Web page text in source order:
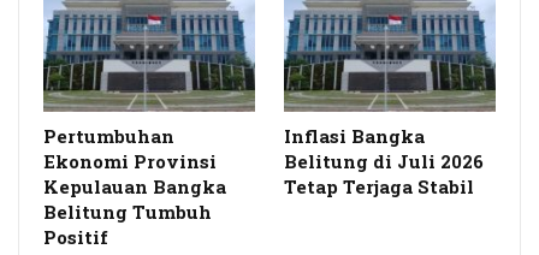
Pertumbuhan
Ekonomi Provinsi
Kepulauan Bangka
Belitung Tumbuh
Positif
Inflasi Bangka
Belitung di Juli 2026
Tetap Terjaga Stabil